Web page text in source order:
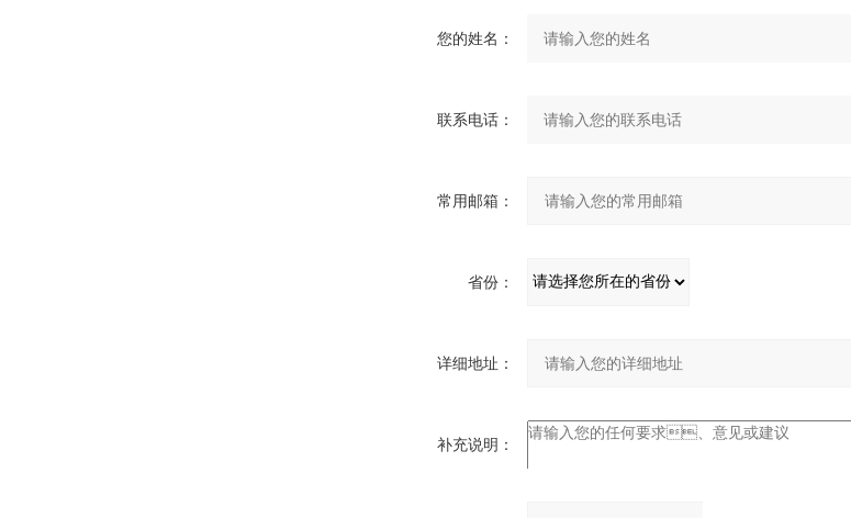
您的姓名：
联系电话：
常用邮箱：
省份：
详细地址：
补充说明：